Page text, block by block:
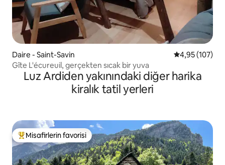
Daire - Saint-Savin 5 üzerinden
4,95 (107)
Gîte L'écureuil, gerçekten sıcak bir yuva
Luz Ardiden yakınındaki diğer harika
kiralık tatil yerleri
Misafirlerin favorilerinden en beğenilenler arasında
Misafirlerin favorisi